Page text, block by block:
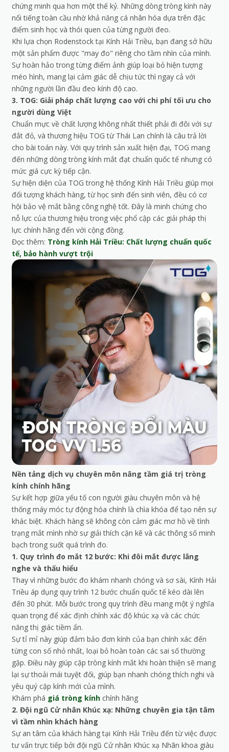
chứng minh qua hơn một thế kỷ. Những dòng tròng kính này
nổi tiếng toàn cầu nhờ khả năng cá nhân hóa dựa trên đặc
điểm sinh học và thói quen của từng người đeo.
Khi lựa chọn Rodenstock tại Kính Hải Triều, bạn đang sở hữu
một sản phẩm được "may đo" riêng cho tầm nhìn của mình.
Sự hoàn hảo trong từng điểm ảnh giúp loại bỏ hiện tượng
méo hình, mang lại cảm giác dễ chịu tức thì ngay cả với
những người lần đầu đeo kính độ cao.
3. TOG: Giải pháp chất lượng cao với chi phí tối ưu cho
người dùng Việt
Chuẩn mực về chất lượng không nhất thiết phải đi đôi với sự
đắt đỏ, và thương hiệu TOG từ Thái Lan chính là câu trả lời
cho bài toán này. Với quy trình sản xuất hiện đại, TOG mang
đến những dòng tròng kính mắt đạt chuẩn quốc tế nhưng có
mức giá cực kỳ tiếp cận.
Sự hiện diện của TOG trong hệ thống Kính Hải Triều giúp mọi
đối tượng khách hàng, từ học sinh đến sinh viên, đều có cơ
hội bảo vệ mắt bằng công nghệ tốt. Đây là minh chứng cho
nỗ lực của thương hiệu trong việc phổ cập các giải pháp thị
lực chính hãng đến với cộng đồng.
Đọc thêm: Tròng kính Hải Triều: Chất lượng chuẩn quốc
tế, bảo hành vượt trội
Nền tảng dịch vụ chuyên môn nâng tầm giá trị tròng
kính chính hãng
Sự kết hợp giữa yếu tố con người giàu chuyên môn và hệ
thống máy móc tự động hóa chính là chìa khóa để tạo nên sự
khác biệt. Khách hàng sẽ không còn cảm giác mơ hồ về tình
trạng mắt mình nhờ sự giải thích cặn kẽ và các thông số minh
bạch trong suốt quá trình đo.
1. Quy trình đo mắt 12 bước: Khi đôi mắt được lắng
nghe và thấu hiểu
Thay vì những bước đo khám nhanh chóng và sơ sài, Kính Hải
Triều áp dụng quy trình 12 bước chuẩn quốc tế kéo dài lên
đến 30 phút. Mỗi bước trong quy trình đều mang một ý nghĩa
quan trọng để xác định chính xác độ khúc xạ và các chức
năng thị giác tiềm ẩn.
Sự tỉ mỉ này giúp đảm bảo đơn kính của bạn chính xác đến
từng con số nhỏ nhất, loại bỏ hoàn toàn các sai số thường
gặp. Điều này giúp cặp tròng kính mắt khi hoàn thiện sẽ mang
lại sự thoải mái tuyệt đối, giúp bạn nhanh chóng thích nghi và
yêu quý cặp kính mới của mình.
Khám phá giá tròng kính chính hãng
2. Đội ngũ Cử nhân Khúc xạ: Những chuyên gia tận tâm
vì tầm nhìn khách hàng
Sự an tâm của khách hàng tại Kính Hải Triều đến từ việc được
tư vấn trực tiếp bởi đội ngũ Cử nhân Khúc xạ Nhãn khoa giàu